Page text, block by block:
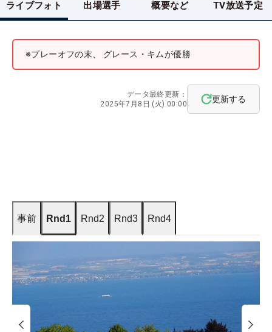
ライブフォト 出場選手 概要など TV放送予定
※プレーオフの末、 グレース・キムが優勝
データ最終更新：
2025年7月8日 (火) 00:00
更新する
事前 Rnd1 Rnd2 Rnd3 Rnd4